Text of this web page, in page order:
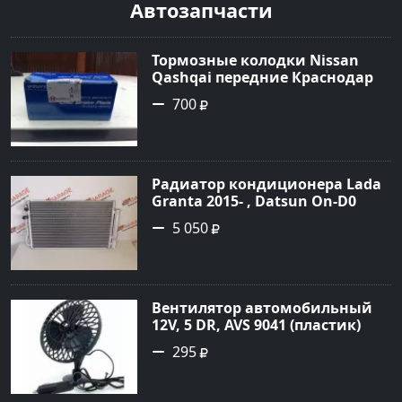
Автозапчасти
Тормозные колодки Nissan
Qashqai передние Краснодар
700
Радиатор кондиционера Lada
Granta 2015- , Datsun On-D0
2016- Краснодар
5 050
Вентилятор автомобильный
12V, 5 DR, AVS 9041 (пластик)
Краснодар
295